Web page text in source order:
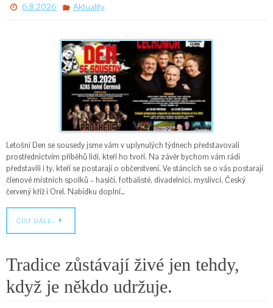
6.8.2026 Aktuality
Letošní Den se sousedy jsme vám v uplynulých týdnech představovali
prostřednictvím příběhů lidí, kteří ho tvoří. Na závěr bychom vám rádi
představili i ty, kteří se postarají o občerstvení. Ve stáncích se o vás postarají
členové místních spolků – hasiči, fotbalisté, divadelníci, myslivci, Český
červený kříž i Orel. Nabídku doplní…
ČÍST DÁLE…
Tradice zůstávají živé jen tehdy,
když je někdo udržuje.